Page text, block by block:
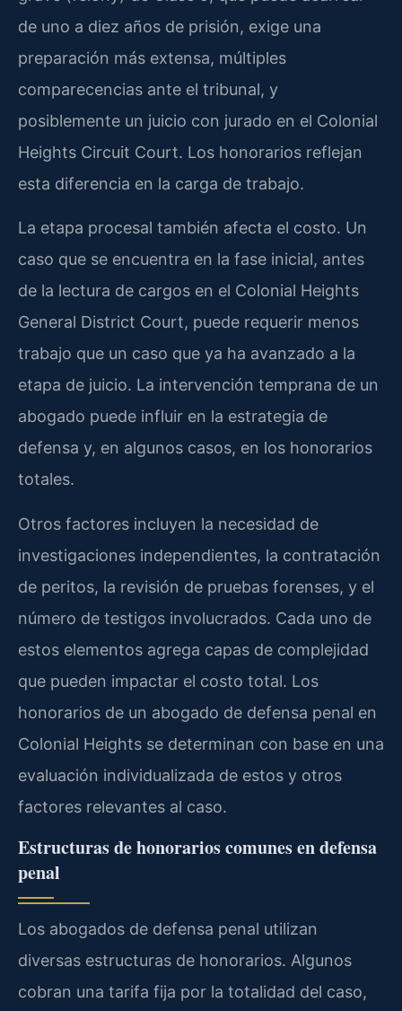
de uno a diez años de prisión, exige una
preparación más extensa, múltiples
comparecencias ante el tribunal, y
posiblemente un juicio con jurado en el Colonial
Heights Circuit Court. Los honorarios reflejan
esta diferencia en la carga de trabajo.
La etapa procesal también afecta el costo. Un
caso que se encuentra en la fase inicial, antes
de la lectura de cargos en el Colonial Heights
General District Court, puede requerir menos
trabajo que un caso que ya ha avanzado a la
etapa de juicio. La intervención temprana de un
abogado puede influir en la estrategia de
defensa y, en algunos casos, en los honorarios
totales.
Otros factores incluyen la necesidad de
investigaciones independientes, la contratación
de peritos, la revisión de pruebas forenses, y el
número de testigos involucrados. Cada uno de
estos elementos agrega capas de complejidad
que pueden impactar el costo total. Los
honorarios de un abogado de defensa penal en
Colonial Heights se determinan con base en una
evaluación individualizada de estos y otros
factores relevantes al caso.
Estructuras de honorarios comunes en defensa
penal
Los abogados de defensa penal utilizan
diversas estructuras de honorarios. Algunos
cobran una tarifa fija por la totalidad del caso,